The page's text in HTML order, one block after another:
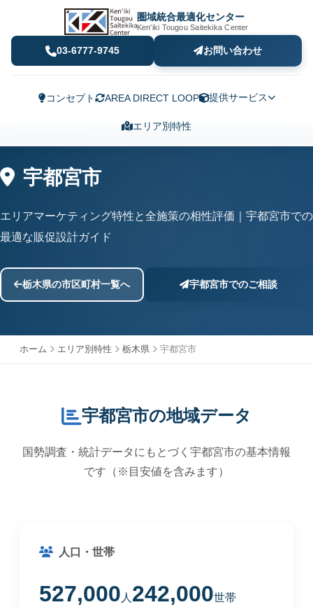
圏域統合最適化センター
Ken'iki Tougou Saitekika Center
03-6777-9745 お問い合わせ
コンセプト AREA DIRECT LOOP 提供サービス
エリア別特性
宇都宮市
エリアマーケティング特性と全施策の相性評価｜宇都宮市での
最適な販促設計ガイド
栃木県の市区町村一覧へ 宇都宮市でのご相談
ホーム エリア別特性 栃木県 宇都宮市
宇都宮市の地域データ
国勢調査・統計データにもとづく宇都宮市の基本情報
です（※目安値を含みます）
人口・世帯
527,000 人 242,000世帯